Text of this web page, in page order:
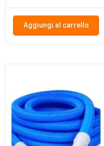
Aggiungi al carrello